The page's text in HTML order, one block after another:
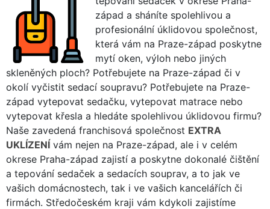
západ a sháníte spolehlivou a
profesionální úklidovou společnost,
která vám na Praze-západ poskytne
mytí oken, výloh nebo jiných
skleněných ploch? Potřebujete na Praze-západ či v
okolí vyčistit sedací soupravu? Potřebujete na Praze-
západ vytepovat sedačku, vytepovat matrace nebo
vytepovat křesla a hledáte spolehlivou úklidovou firmu?
Naše zavedená franchisová společnost EXTRA
UKLÍZENÍ vám nejen na Praze-západ, ale i v celém
okrese Praha-západ zajistí a poskytne dokonalé čištění
a tepování sedaček a sedacích souprav, a to jak ve
vašich domácnostech, tak i ve vašich kancelářích či
firmách. Středočeském kraji vám kdykoli zajistíme